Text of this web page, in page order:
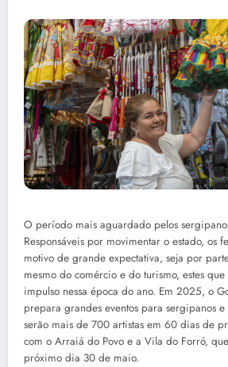
O período mais aguardado pelos
Responsáveis por movimentar o estado, os
motivo de grande expectativa, seja por
mesmo do comércio e do turismo, estes
impulso nessa época do ano. Em 2025, o
prepara grandes eventos para sergipanos e
serão mais de 700 artistas em 60 dias de
com o Arraiá do Povo e a Vila do Forró,
próximo dia 30 de maio.